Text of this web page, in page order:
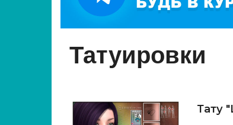
Татуировки
Тату